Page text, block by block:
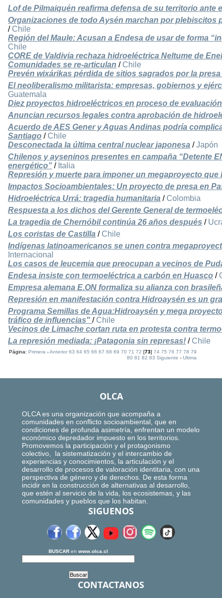
Lof de Pilmaiquén reafirma defensa de su territorio ante
Organizaciones de todo Aysén marchan por
/ Chile
Región del Maule: Acusan a Endesa de usar de forma
Chile
CORE de Valdivia rechaza hidroeléctrica Neltume de
Comunidades se re-articulan / Chile
Prevén wixárikas pérdida de sitios sagrados por la
El neoliberalismo militarista: empresas, gobiernos y
Guatemala
Diez proyectos hidroeléctricos en proceso de
Anuncian recursos legales contra aprobación de
Acuerdo de AES Gener y Aguas Andinas podría
Santiago / Chile
Desconectada la última central nuclear japonesa /Japón
Chilenos y ayseninos presentes en campaña “Detente
energético” / Italia
Represión y muerte para imponer un megaproyecto que
Impactos Socioambientales: Un proyecto de presa en
Hidroeléctrica Urrá: tragedia humanitaria / Colombia
Respuesta a los dichos del Gerente General de
La tragedia de Chernóbil continúa 26 años después /
Los coristas de Castilla / Chile
Indígenas latinoamericanos se unen contra
Internacional
Los casos de leucemia que preocupan a vecinos de
Endesa insiste con termoeléctrica a carbón en Huasco /
Empresa alemana E.ON formaliza su alianza con
Represión en manifestación contra Hidroaysén es un
Programa Semillas de Agua:Hidroaysén y mega
tráfico de influencias" / Chile
Vecinos de Limache cortan ruta en protesta contra
La represión mediada: ¡Patagonia sin represas! / Chile
Página:Primera -Anterior 63 64 65 66 67 68 69 70 71 72 [73]74 75 76 77 78 79
80 81 82 83 Siguiente -Ultima
OLCA
OLCA es una organización que acompaña a
comunidades en conflicto socioambiental, que en
condiciones de profunda asimetría, enfrentan un modelo
económico depredador impuesto en los territorios.
Promovemos la participación y el protagonismo
colectivo, la sistematización y el intercambio de
experiencias y conocimientos, la articulación y el
desarrollo de procesos de valoración identitaria, con una
perspectiva de género y de derechos. De esta forma
incidir en la construcción de alternativas al desarrollo,
que estén al servicio de la vida, los ecosistemas, y las
comunidades y pueblos que los habitan.
SIGUENOS
BUSCAR en www.olca.cl
CONTACTANOS